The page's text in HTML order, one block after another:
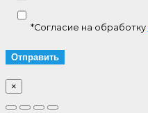
*Согласие на обработку
×